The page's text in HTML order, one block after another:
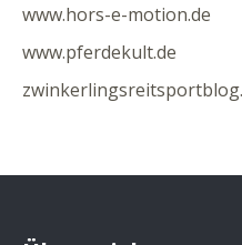
www.hors-e-motion.de
www.pferdekult.de